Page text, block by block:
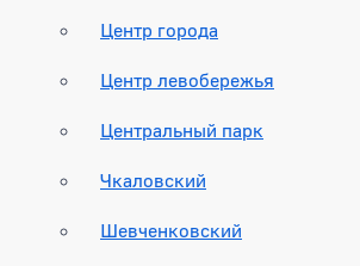
Центр города
Центр левобережья
Центральный парк
Чкаловский
Шевченковский